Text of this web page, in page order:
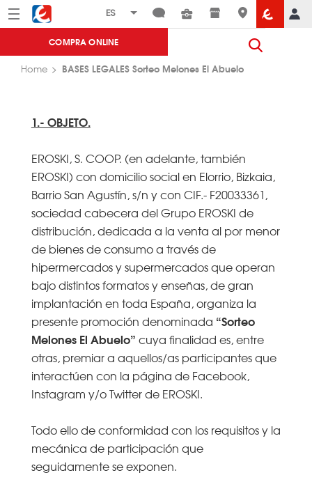
Menú Eroski
COMPRA ONLINE
Home BASES LEGALES Sorteo Melones El Abuelo
1.- OBJETO.
EROSKI, S. COOP. (en adelante, también
EROSKI) con domicilio social en Elorrio, Bizkaia,
Barrio San Agustín, s/n y con CIF.- F20033361,
sociedad cabecera del Grupo EROSKI de
distribución, dedicada a la venta al por menor
de bienes de consumo a través de
hipermercados y supermercados que operan
bajo distintos formatos y enseñas, de gran
implantación en toda España, organiza la
presente promoción denominada “Sorteo
Melones El Abuelo” cuya finalidad es, entre
otras, premiar a aquellos/as participantes que
interactúen con la página de Facebook,
Instagram y/o Twitter de EROSKI.
Todo ello de conformidad con los requisitos y la
mecánica de participación que
seguidamente se exponen.